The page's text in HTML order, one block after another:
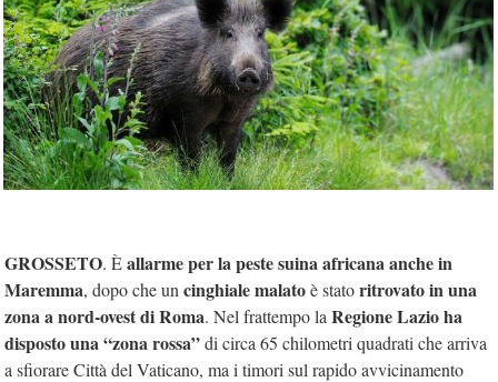
GROSSETO. Èallarme per la peste suina africana anche in
Maremma, dopo che un cinghiale malatoè statoritrovato in una
zona a nord-ovest di Roma. Nel frattempo la Regione Lazio ha
disposto una “zona rossa”di circa 65 chilometri quadrati che arriva
a sfiorare Città del Vaticano, ma i timori sul rapido avvicinamento